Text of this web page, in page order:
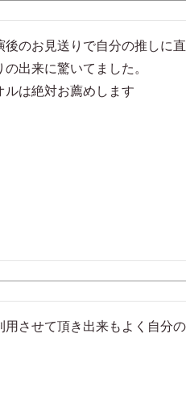
後のお見送りで自分の推しに
の出来に驚いてました。
ルは絶対お薦めします
用させて頂き出来もよく自分